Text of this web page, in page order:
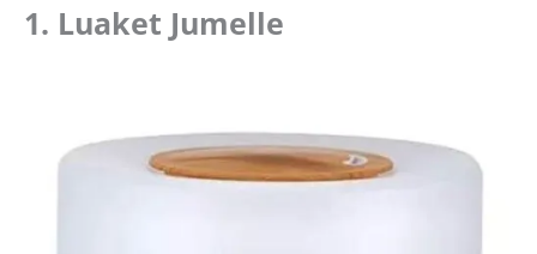
1. Luaket Jumelle